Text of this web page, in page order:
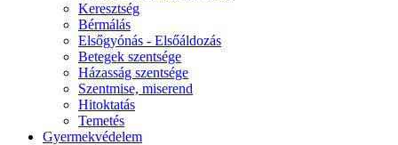
Keresztség
Bérmálás
Elsőgyónás - Elsőáldozás
Betegek szentsége
Házasság szentsége
Szentmise, miserend
Hitoktatás
Temetés
Gyermekvédelem